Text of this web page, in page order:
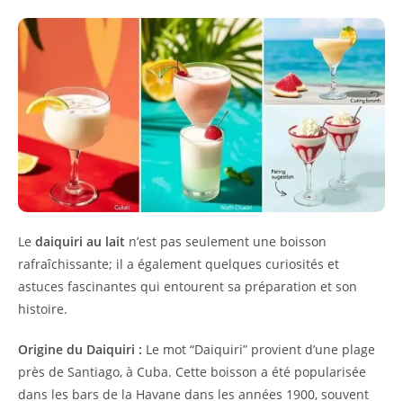
Le daiquiri au lait n’est pas seulement une boisson
rafraîchissante; il a également quelques curiosités et
astuces fascinantes qui entourent sa préparation et son
histoire.
Origine du Daiquiri : Le mot “Daiquiri” provient d’une plage
près de Santiago, à Cuba. Cette boisson a été popularisée
dans les bars de la Havane dans les années 1900, souvent